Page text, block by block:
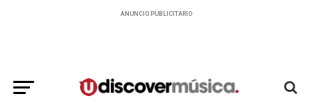
ANUNCIO PUBLICITARIO